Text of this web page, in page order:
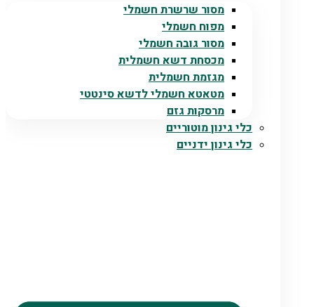
מסור שרשרת חשמלי
מפוח חשמלי
מסור גובה חשמלי
מכסחת דשא חשמלית
מגזמת חשמלית
מטאטא חשמלי לדשא סינטטי
מרסקות גזם
כלי גינון מוטוריים
כלי גינון ידניים